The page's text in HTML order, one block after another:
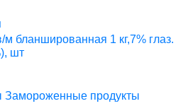
бланшированная 1 кг,7% глаз.
шт
Замороженные продукты